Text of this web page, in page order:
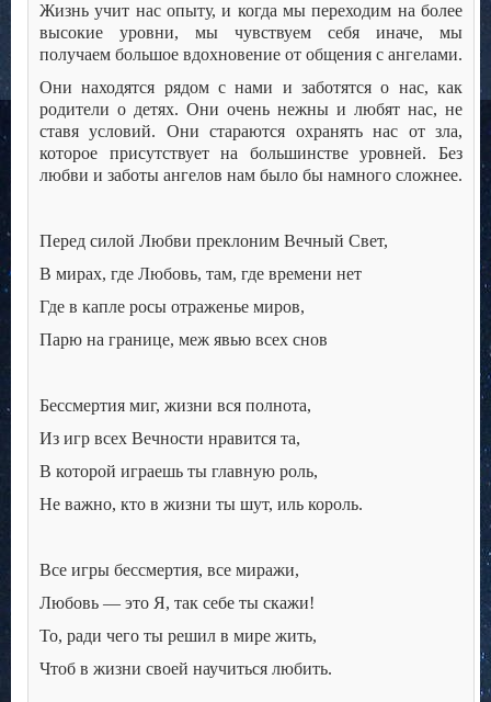
Жизнь учит нас опыту, и когда мы переходим на более
высокие уровни, мы чувствуем себя иначе, мы
получаем большое вдохновение от общения с ангелами.
Они находятся рядом с нами и заботятся о нас, как
родители о детях. Они очень нежны и любят нас, не
ставя условий. Они стараются охранять нас от зла,
которое присутствует на большинстве уровней. Без
любви и заботы ангелов нам было бы намного сложнее.
Перед силой Любви преклоним Вечный Свет,
В мирах, где Любовь, там, где времени нет
Где в капле росы отраженье миров,
Парю на границе, меж явью всех снов
Бессмертия миг, жизни вся полнота,
Из игр всех Вечности нравится та,
В которой играешь ты главную роль,
Не важно, кто в жизни ты шут, иль король.
Все игры бессмертия, все миражи,
Любовь — это Я, так себе ты скажи!
То, ради чего ты решил в мире жить,
Чтоб в жизни своей научиться любить.